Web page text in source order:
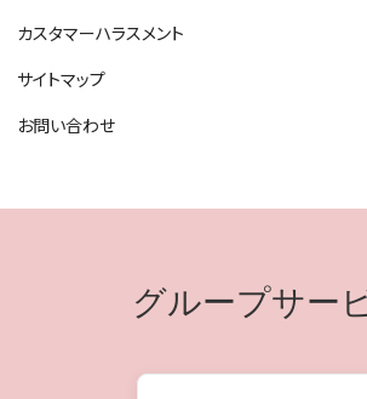
カスタマーハラスメント
サイトマップ
お問い合わせ
グループサー